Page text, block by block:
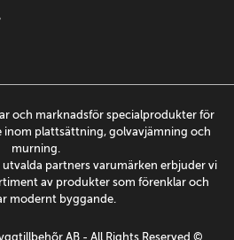
och marknadsför specialprodukter för
inom plattsättning, golvavjämning och
murning.
partners varumärken erbjuder vi
av produkter som förenklar och
modernt byggande.
AB - All Rights Reserved ©